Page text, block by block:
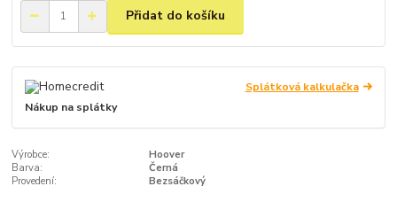
Přidat do košíku
Splátková kalkulačka
Nákup na splátky
Výrobce:
Hoover
Barva:
Černá
Provedení:
Bezsáčkový